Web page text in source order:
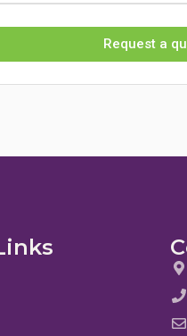
Request a